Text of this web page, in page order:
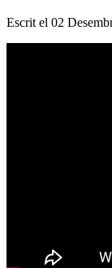
Escrit el 02